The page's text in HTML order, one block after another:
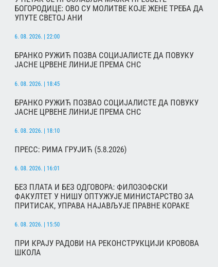
БОГОРОДИЦЕ: ОВО СУ МОЛИТВЕ КОЈЕ ЖЕНЕ ТРЕБА ДА
УПУТЕ СВЕТОЈ АНИ
6. 08. 2026. | 22:00
БРАНКО РУЖИЋ ПОЗВА СОЦИЈАЛИСТЕ ДА ПОВУКУ
ЈАСНЕ ЦРВЕНЕ ЛИНИЈЕ ПРЕМА СНС
6. 08. 2026. | 18:45
БРАНКО РУЖИЋ ПОЗВАО СОЦИЈАЛИСТЕ ДА ПОВУКУ
ЈАСНЕ ЦРВЕНЕ ЛИНИЈЕ ПРЕМА СНС
6. 08. 2026. | 18:10
ПРЕСС: РИМА ГРУЈИЋ (5.8.2026)
6. 08. 2026. | 16:01
БЕЗ ПЛАТА И БЕЗ ОДГОВОРА: ФИЛОЗОФСКИ
ФАКУЛТЕТ У НИШУ ОПТУЖУЈЕ МИНИСТАРСТВО ЗА
ПРИТИСАК, УПРАВА НАЈАВЉУЈЕ ПРАВНЕ КОРАКЕ
6. 08. 2026. | 15:50
ПРИ КРАЈУ РАДОВИ НА РЕКОНСТРУКЦИЈИ КРОВОВА
ШКОЛА